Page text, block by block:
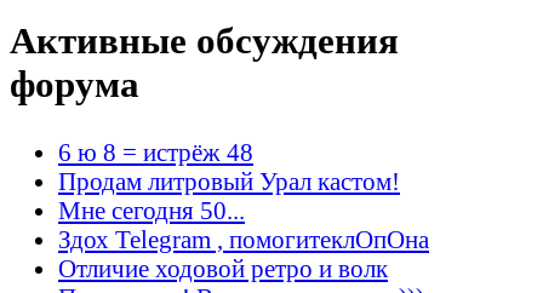
Активные обсуждения
форума
6 ю 8 = истрёж 48
Продам литровый Урал кастом!
Мне сегодня 50...
Здох Telegram , помогитеклОпОна
Отличие ходовой ретро и волк